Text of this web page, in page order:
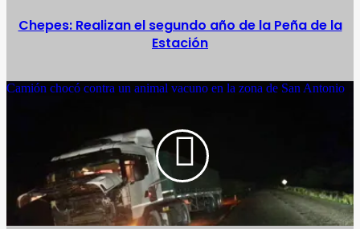
Chepes: Realizan el segundo año de la Peña de la
Estación
Camión chocó contra un animal vacuno en la zona de San Antonio